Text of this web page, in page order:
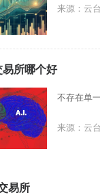
来源：云
所哪个好
不存在单
来源：云
易所